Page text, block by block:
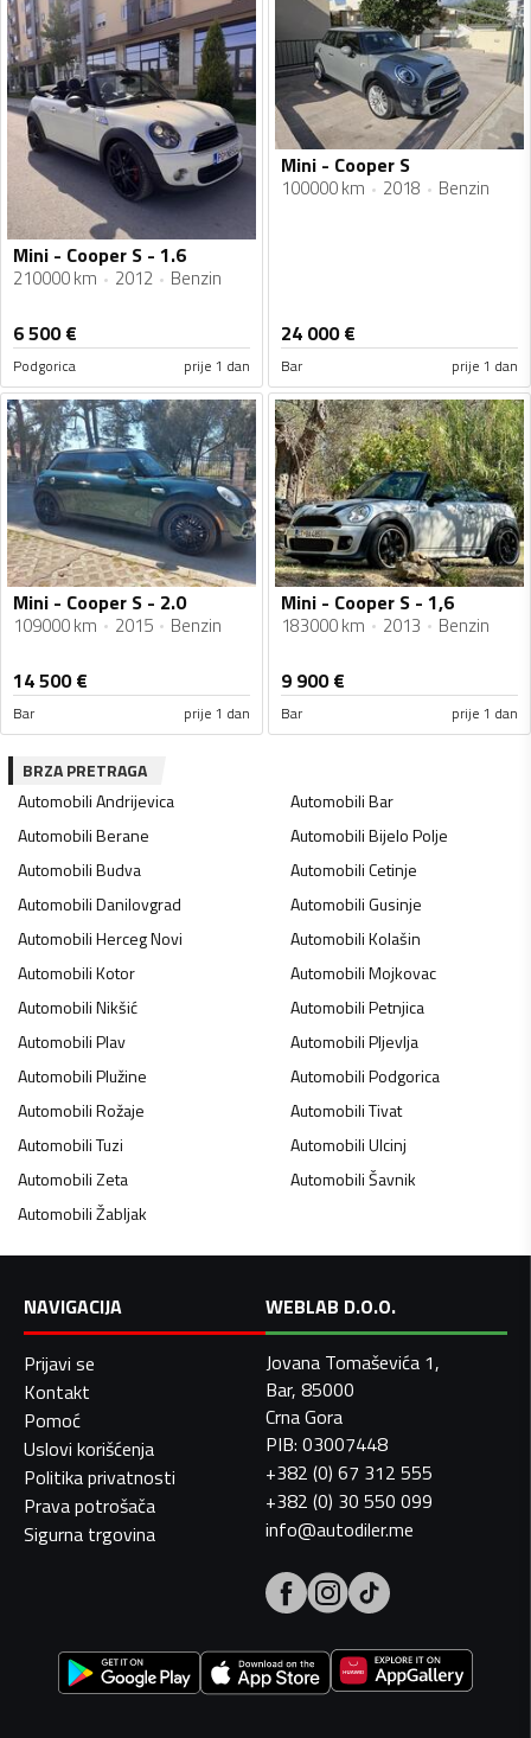
Mini - Cooper S - 1.6
210000 km 2012 Benzin
6 500€
Podgorica prije 1 dan
Mini - Cooper S
100000 km 2018 Benzin
24 000€
Bar prije 1 dan
Mini - Cooper S - 2.0
109000 km 2015 Benzin
14 500€
Bar prije 1 dan
Mini - Cooper S - 1,6
183000 km 2013 Benzin
9 900€
Bar prije 1 dan
BRZA PRETRAGA
AutomobiliAndrijevica AutomobiliBar
AutomobiliBerane AutomobiliBijelo Polje
AutomobiliBudva AutomobiliCetinje
AutomobiliDanilovgrad AutomobiliGusinje
AutomobiliHerceg Novi AutomobiliKolašin
AutomobiliKotor AutomobiliMojkovac
AutomobiliNikšić AutomobiliPetnjica
AutomobiliPlav AutomobiliPljevlja
AutomobiliPlužine AutomobiliPodgorica
AutomobiliRožaje AutomobiliTivat
AutomobiliTuzi AutomobiliUlcinj
AutomobiliZeta AutomobiliŠavnik
AutomobiliŽabljak
NAVIGACIJA
Prijavi se
Kontakt
Pomoć
Uslovi korišćenja
Politika privatnosti
Prava potrošača
Sigurna trgovina
WEBLAB D.O.O.
Jovana Tomaševića 1,
Bar, 85000
Crna Gora
PIB: 03007448
+382 (0) 67 312 555
+382 (0) 30 550 099
info@autodiler.me